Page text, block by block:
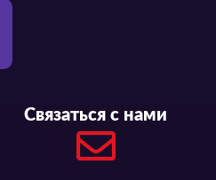
Связаться с нами